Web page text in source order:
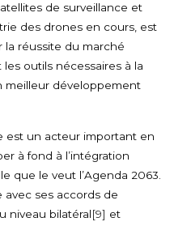
de surveillance et
des drones en cours, est
la réussite du marché
outils nécessaires à la
meilleur développement
est un acteur important en
à fond à l’intégration
que le veut l’Agenda 2063.
avec ses accords de
niveau bilatéral[9] et